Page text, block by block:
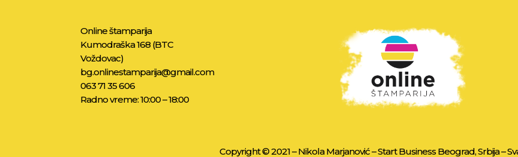
Online štamparija
Kumodraška 168 (BTC
Voždovac)
bg.onlinestamparija@gmail.com
063 71 35 606
Radno vreme: 10:00 – 18:00
Copyright © 2021 – Nikola Marjanović – Start Business Beograd, Srbija –